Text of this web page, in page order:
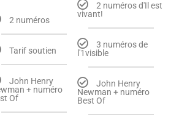
2 numéros
Tarif soutien
John Henry
+ numéro
Of
2 numéros d'Il est
vivant!
3 numéros de
l'1visible
John Henry
Newman + numéro
Best Of